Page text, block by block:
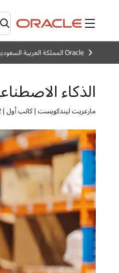
القائمة
Oracle المملكة العربية السعودية
الذكاء
مارغريت ليندكويست | كاتب أول | 22 نوفمبر 2024